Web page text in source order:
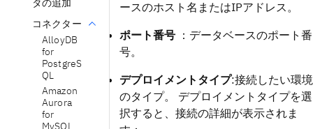
タの追加
コネクター
AlloyDB
for
PostgreS
QL
Amazon
Aurora
for
MySQL
ースのホスト名またはIPアドレス。
ポート番号：データベースのポート番
号。
デプロイメントタイプ:接続したい環境
のタイプ。 デプロイメントタイプを選
択すると、接続の詳細が表示されま